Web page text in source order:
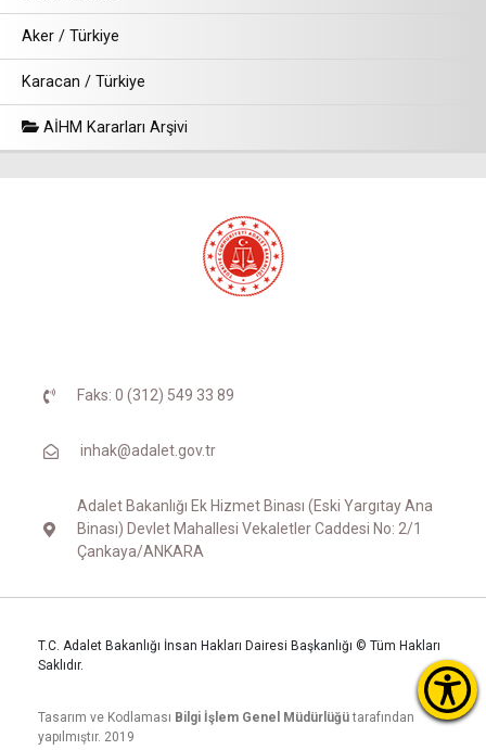
Aker / Türkiye
Karacan / Türkiye
AİHM Kararları Arşivi
Faks: 0 (312) 549 33 89
inhak@adalet.gov.tr
Adalet Bakanlığı Ek Hizmet Binası (Eski Yargıtay Ana
Binası) Devlet Mahallesi Vekaletler Caddesi No: 2/1
Çankaya/ANKARA
T.C. Adalet Bakanlığı İnsan Hakları Dairesi Başkanlığı © Tüm Hakları
Saklıdır.
Tasarım ve Kodlaması Bilgi İşlem Genel Müdürlüğütarafından
yapılmıştır. 2019